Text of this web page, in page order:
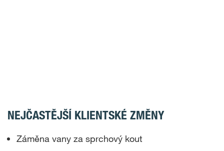
NEJČASTĚJŠÍ KLIENTSKÉ ZMĚNY
Záměna vany za sprchový kout